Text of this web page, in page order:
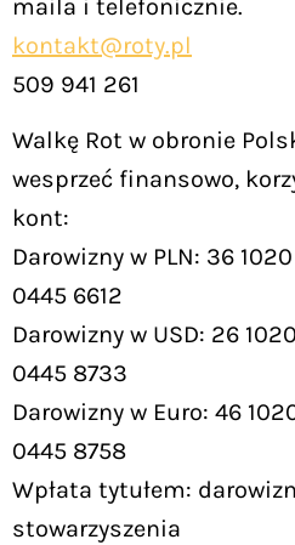
maila i telefonicznie.
kontakt@roty.pl
509 941 261
Walkę Rot w obronie
wesprzeć finansowo,
kont:
Darowizny w PLN: 36
0445 6612
Darowizny w USD: 26
0445 8733
Darowizny w Euro: 46
0445 8758
Wpłata tytułem:
stowarzyszenia